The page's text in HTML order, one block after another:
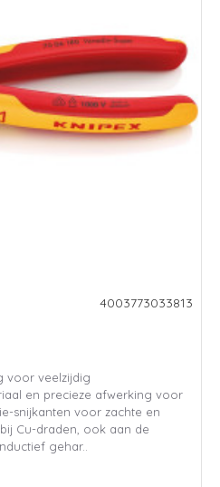
4003773033813
voor veelzijdig
en precieze afwerking voor
snijkanten voor zachte en
Cu-draden, ook aan de
gehar..